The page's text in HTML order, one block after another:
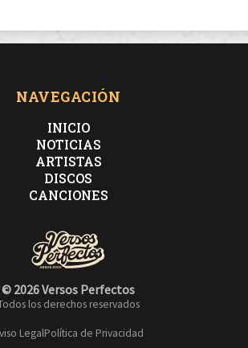
NAVEGACIÓN
INICIO
NOTICIAS
ARTISTAS
DISCOS
CANCIONES
© 2026 Versos Perfectos
los derechos reservados
LegalPolítica de Privacidad